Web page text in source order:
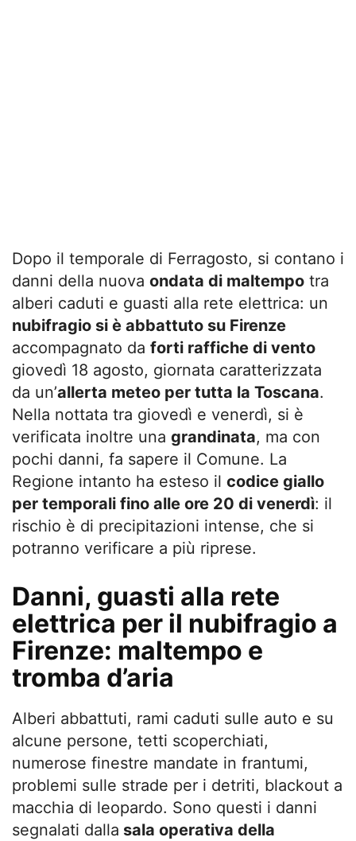
Dopo il temporale di Ferragosto, si contano i
danni della nuova ondata di maltempo tra
alberi caduti e guasti alla rete elettrica: un
nubifragio si è abbattuto su Firenze
accompagnato da forti raffiche di vento
giovedì 18 agosto, giornata caratterizzata
da un’allerta meteo per tutta la Toscana.
Nella nottata tra giovedì e venerdì, si è
verificata inoltre una grandinata, ma con
pochi danni, fa sapere il Comune. La
Regione intanto ha esteso il codice giallo
per temporali fino alle ore 20 di venerdì: il
rischio è di precipitazioni intense, che si
potranno verificare a più riprese.
Danni, guasti alla rete
elettrica per il nubifragio a
Firenze: maltempo e
tromba d’aria
Alberi abbattuti, rami caduti sulle auto e su
alcune persone, tetti scoperchiati,
numerose finestre mandate in frantumi,
problemi sulle strade per i detriti, blackout a
macchia di leopardo. Sono questi i danni
segnalati dalla sala operativa della